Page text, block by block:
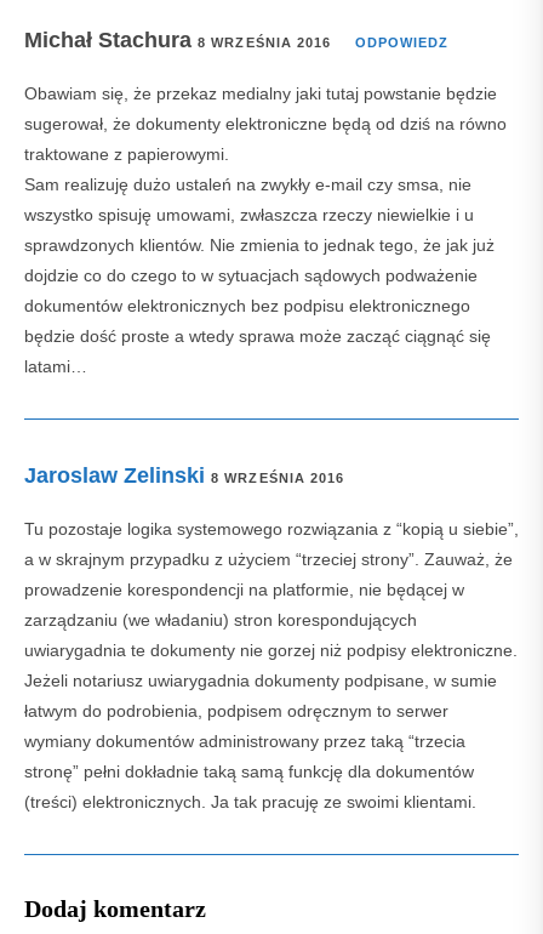
Michał Stachura 8 WRZEŚNIA 2016 ODPOWIEDZ
Obawiam się, że przekaz medialny jaki tutaj powstanie będzie
sugerował, że dokumenty elektroniczne będą od dziś na równo
traktowane z papierowymi.
Sam realizuję dużo ustaleń na zwykły e-mail czy smsa, nie
wszystko spisuję umowami, zwłaszcza rzeczy niewielkie i u
sprawdzonych klientów. Nie zmienia to jednak tego, że jak już
dojdzie co do czego to w sytuacjach sądowych podważenie
dokumentów elektronicznych bez podpisu elektronicznego
będzie dość proste a wtedy sprawa może zacząć ciągnąć się
latami…
Jaroslaw Zelinski 8 WRZEŚNIA 2016
Tu pozostaje logika systemowego rozwiązania z “kopią u siebie”,
a w skrajnym przypadku z użyciem “trzeciej strony”. Zauważ, że
prowadzenie korespondencji na platformie, nie będącej w
zarządzaniu (we władaniu) stron korespondujących
uwiarygadnia te dokumenty nie gorzej niż podpisy elektroniczne.
Jeżeli notariusz uwiarygadnia dokumenty podpisane, w sumie
łatwym do podrobienia, podpisem odręcznym to serwer
wymiany dokumentów administrowany przez taką “trzecia
stronę” pełni dokładnie taką samą funkcję dla dokumentów
(treści) elektronicznych. Ja tak pracuję ze swoimi klientami.
Dodaj komentarz